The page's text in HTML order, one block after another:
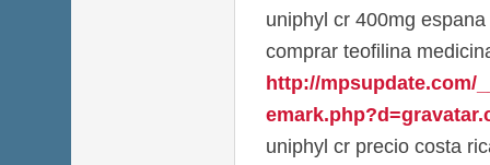
uniphyl cr 400mg
comprar teofilina
http://mpsupdate.com/
uniphyl cr precio costa